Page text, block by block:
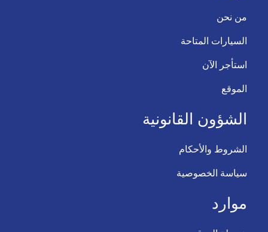
من نحن
السيارات المتاحة
استأجر الآن
الموقع
الشؤون القانونية
الشروط والأحكام
سياسة الخصوصية
موارد